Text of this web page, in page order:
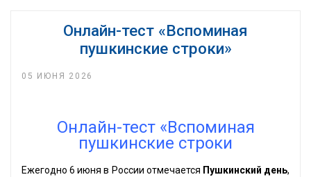
Онлайн-тест «Вспоминая
пушкинские строки»
05 ИЮНЯ 2026
Онлайн-тест «Вспоминая
пушкинские строки
Ежегодно 6 июня в России отмечается Пушкинский день,